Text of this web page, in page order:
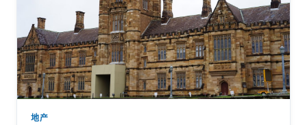
地产